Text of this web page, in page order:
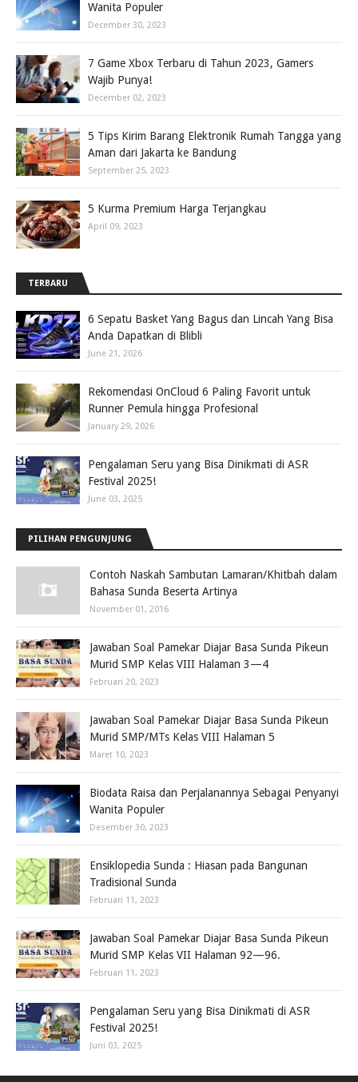
Wanita Populer
December 30, 2023
7 Game Xbox Terbaru di Tahun 2023, Gamers
Wajib Punya!
December 02, 2023
5 Tips Kirim Barang Elektronik Rumah Tangga yang
Aman dari Jakarta ke Bandung
September 25, 2023
5 Kurma Premium Harga Terjangkau
April 09, 2023
TERBARU
6 Sepatu Basket Yang Bagus dan Lincah Yang Bisa
Anda Dapatkan di Blibli
June 21, 2026
Rekomendasi OnCloud 6 Paling Favorit untuk
Runner Pemula hingga Profesional
January 29, 2026
Pengalaman Seru yang Bisa Dinikmati di ASR
Festival 2025!
June 03, 2025
PILIHAN PENGUNJUNG
Contoh Naskah Sambutan Lamaran/Khitbah dalam
Bahasa Sunda Beserta Artinya
November 01, 2016
Jawaban Soal Pamekar Diajar Basa Sunda Pikeun
Murid SMP Kelas VIII Halaman 3—4
Februari 20, 2023
Jawaban Soal Pamekar Diajar Basa Sunda Pikeun
Murid SMP/MTs Kelas VIII Halaman 5
Maret 10, 2023
Biodata Raisa dan Perjalanannya Sebagai Penyanyi
Wanita Populer
Desember 30, 2023
Ensiklopedia Sunda : Hiasan pada Bangunan
Tradisional Sunda
Februari 11, 2023
Jawaban Soal Pamekar Diajar Basa Sunda Pikeun
Murid SMP Kelas VII Halaman 92—96.
Februari 11, 2023
Pengalaman Seru yang Bisa Dinikmati di ASR
Festival 2025!
Juni 03, 2025